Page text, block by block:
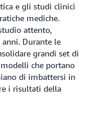
e gli studi clinici
mediche.
attento,
anni. Durante le
grandi set di
che portano
di imbattersi in
i risultati della